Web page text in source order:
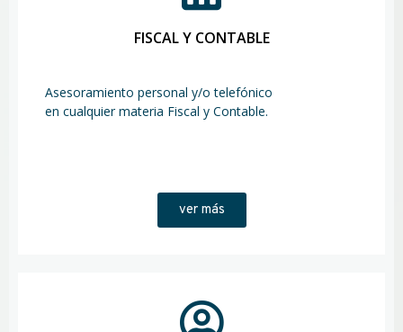
FISCAL Y CONTABLE
Asesoramiento personal y/o telefónico
en cualquier materia Fiscal y Contable.
ver más